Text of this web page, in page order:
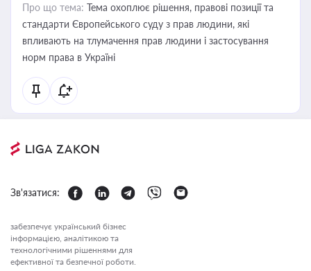
Про що тема: Тема охоплює рішення, правові позиції та
стандарти Європейського суду з прав людини, які
впливають на тлумачення прав людини і застосування
норм права в Україні
Зв'язатися:
забезпечує український бізнес
інформацією, аналітикою та
технологічними рішеннями для
ефективної та безпечної роботи.